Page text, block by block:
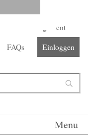
Corona-Management
FAQs Einloggen
Menu